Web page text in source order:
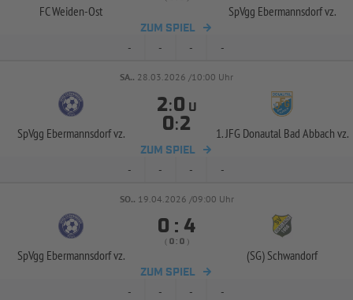
FC Weiden-Ost SpVgg Ebermannsdorf vz.
ZUM SPIEL
- - - -
SA.. 28.03.2026 /10:00 Uhr
SpVgg Ebermannsdorf vz.
: U
: 1. JFG Donautal Bad Abbach vz.
ZUM SPIEL
- - - -
SO.. 19.04.2026 /09:00 Uhr
SpVgg Ebermannsdorf vz.
 : 
( :  )
(SG) Schwandorf
ZUM SPIEL
- - - -